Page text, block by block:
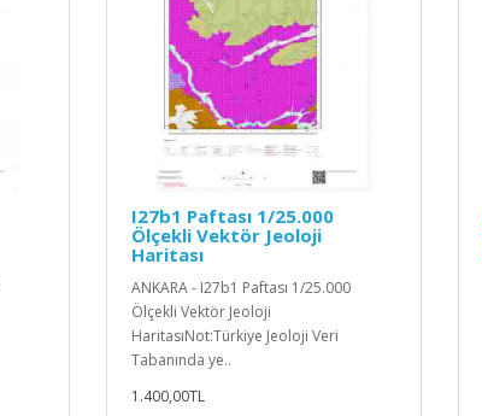
I27b1 Paftası 1/25.000
Ölçekli Vektör Jeoloji
Haritası
ANKARA - I27b1 Paftası 1/25.000
Ölçekli Vektör Jeoloji
HaritasıNot:Türkiye Jeoloji Veri
Tabanında ye..
1.400,00TL